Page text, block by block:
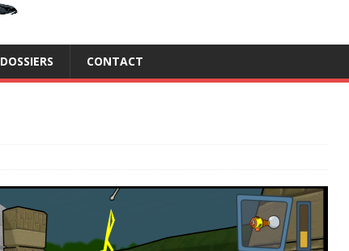
DOSSIERS CONTACT